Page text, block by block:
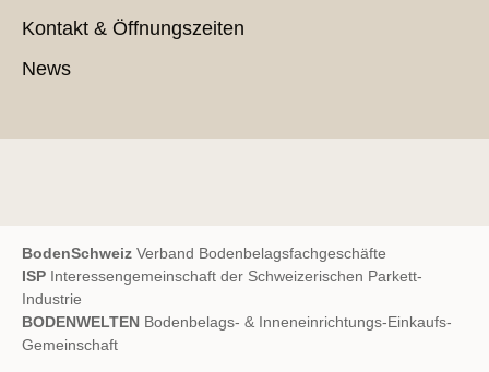
Kontakt & Öffnungszeiten
News
BodenSchweiz Verband Bodenbelagsfachgeschäfte
ISP Interessengemeinschaft der Schweizerischen Parkett-
Industrie
BODENWELTEN Bodenbelags- & Inneneinrichtungs-Einkaufs-
Gemeinschaft